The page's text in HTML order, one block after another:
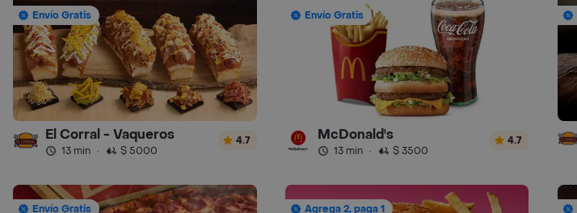
Envío Gratis
El Corral - Vaqueros
13 min · $ 5000
4.7
Envío Gratis
McDonald's
13 min · $ 3500
4.7
Envío Gratis Agrega 2, paga 1